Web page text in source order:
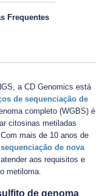
Frequentes
a CD Genomics está
de sequenciação de
completo (WGBS) é
citosinas metiladas
mais de 10 anos de
sequenciação de nova
aos requisitos e
metiloma.
de genoma